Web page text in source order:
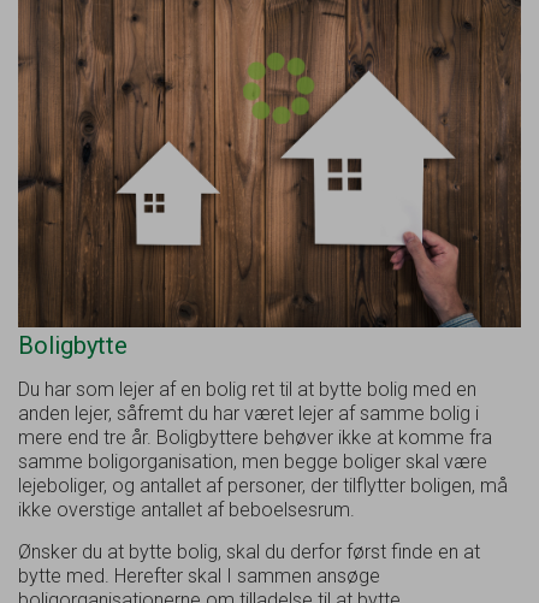
Boligbytte
Du har som lejer af en bolig ret til at bytte bolig med en
anden lejer, såfremt du har været lejer af samme bolig i
mere end tre år. Boligbyttere behøver ikke at komme fra
samme boligorganisation, men begge boliger skal være
lejeboliger, og antallet af personer, der tilflytter boligen, må
ikke overstige antallet af beboelsesrum.
Ønsker du at bytte bolig, skal du derfor først finde en at
bytte med. Herefter skal I sammen ansøge